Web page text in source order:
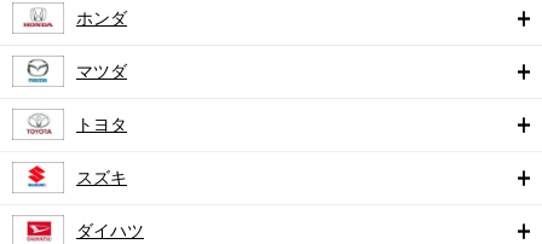
ホンダ
マツダ
トヨタ
スズキ
ダイハツ